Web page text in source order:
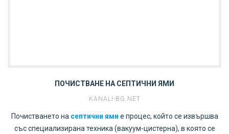
ПОЧИСТВАНЕ НА СЕПТИЧНИ ЯМИ
KANALI-BG.NET
Почистването на септични ями е процес, който се извършва
със специализирана техника (вакуум-цистерна), в която се